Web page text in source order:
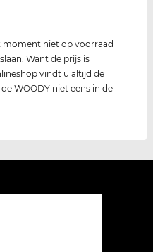
moment niet op voorraad
Want de prijs is
vindt u altijd de
WOODY niet eens in de